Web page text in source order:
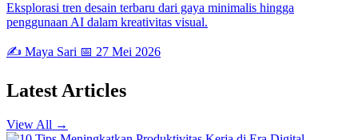
Eksplorasi tren desain terbaru dari gaya minimalis hingga
penggunaan AI dalam kreativitas visual.
✍️ Maya Sari 📅 27 Mei 2026
Latest Articles
View All →